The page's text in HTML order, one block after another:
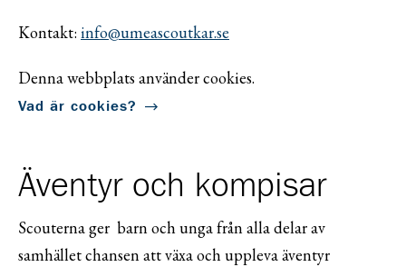
Kontakt: info@umeascoutkar.se
Denna webbplats använder cookies.
Vad är cookies?
Äventyr och kompisar
Scouterna ger barn och unga från alla delar av
samhället chansen att växa och uppleva äventyr